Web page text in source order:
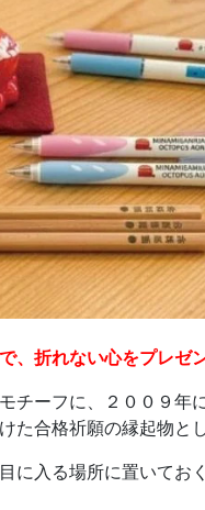
、折れない心をプレゼン
チーフに、２００９年
た合格祈願の縁起物と
に入る場所に置いてお